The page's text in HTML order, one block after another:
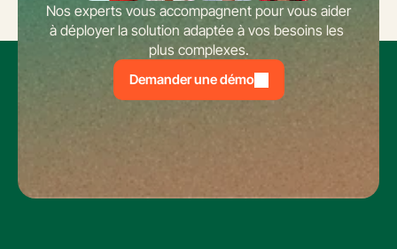
Nos experts vous accompagnent pour vous aider
à déployer la solution adaptée à vos besoins les
plus complexes.
Demander une démo